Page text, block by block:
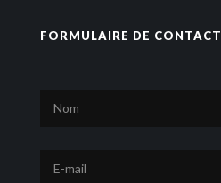
FORMULAIRE DE CONTACT